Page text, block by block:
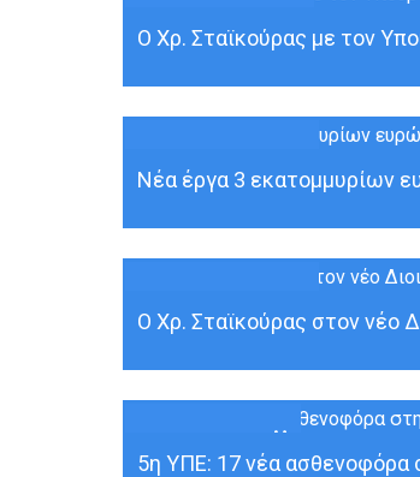
08 ΙΟΎΛ
Ο Χρ. Σταϊκούρας με τον
24 ΙΟΎΝ
Νέα έργα 3 εκατομμυρίων
17 ΙΟΎΝ
Ο Χρ. Σταϊκούρας στον νέο
16 ΜΆΙ
5η ΥΠΕ: 17 νέα ασθενοφόρα